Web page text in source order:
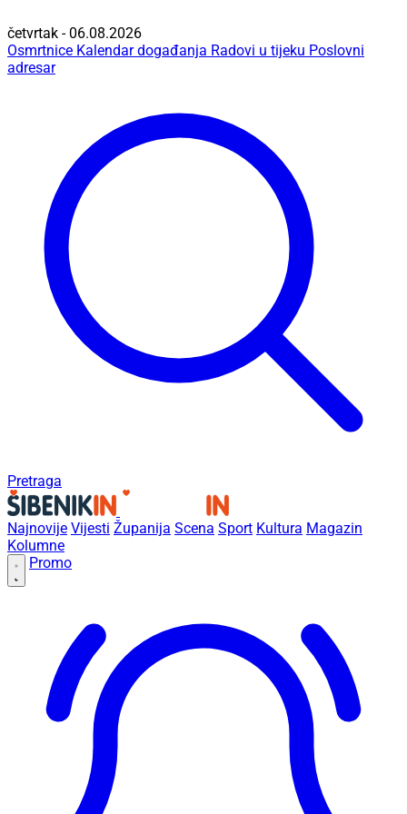
četvrtak - 06.08.2026
Osmrtnice Kalendar događanja Radovi u tijeku Poslovni
adresar
Pretraga
Najnovije Vijesti Županija Scena Sport Kultura Magazin
Kolumne
Promo